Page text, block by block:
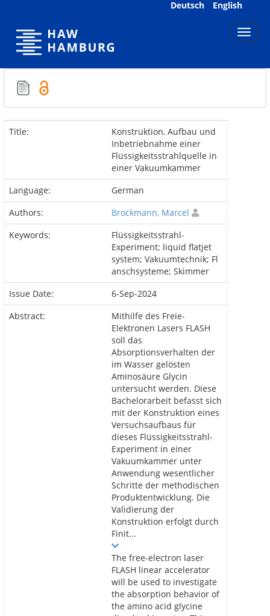
Deutsch English
Title:
Konstruktion, Aufbau und
Inbetriebnahme einer
Flüssigkeitsstrahlquelle in
einer Vakuumkammer
Language:
German
Authors:
Brockmann, Marcel
Keywords:
Flüssigkeitsstrahl-
Experiment; liquid flatjet
system; Vakuumtechnik; Fl
anschsysteme; Skimmer
Issue Date:
6-Sep-2024
Abstract:
Mithilfe des Freie-
Elektronen Lasers FLASH
soll das
Absorptionsverhalten der
im Wasser gelösten
Aminosäure Glycin
untersucht werden. Diese
Bachelorarbeit befasst sich
mit der Konstruktion eines
Versuchsaufbaus für
dieses Flüssigkeitsstrahl-
Experiment in einer
Vakuumkammer unter
Anwendung wesentlicher
Schritte der methodischen
Produktentwicklung. Die
Validierung der
Konstruktion erfolgt durch
Finit...
The free-electron laser
FLASH linear accelerator
will be used to investigate
the absorption behavior of
the amino acid glycine